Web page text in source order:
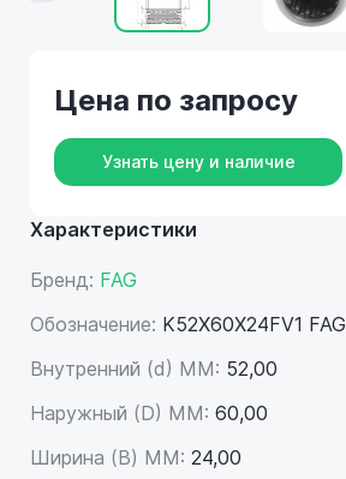
Характеристики
Бренд: FAG
Обозначение: K52X60X24FV1 FAG
Внутренний (d) ММ: 52,00
Наружный (D) ММ: 60,00
Ширина (B) MM: 24,00
Цена по запросу
Узнать цену и наличие